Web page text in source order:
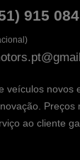
915
veículos novos
Preços
ao cliente